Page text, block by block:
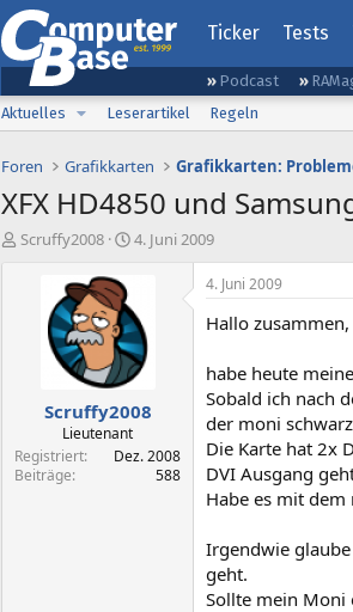
Ticker Tests
Podcast
Aktuelles
Leserartikel Regeln
Foren Grafikkarten Grafikkarten:
XFX HD4850 und
E
Scruffy2008
E
e
l
l
a
4. Juni 2009
Scruffy2008
Lieutenant
Registriert
Dez. 2008
Beiträge
588
4. Juni 2009
Hallo zusammen,
habe heute
Sobald ich nach
der moni
Die Karte hat 2x
DVI Ausgang
Habe es mit
Irgendwie glaube
geht.
Sollte mein Moni